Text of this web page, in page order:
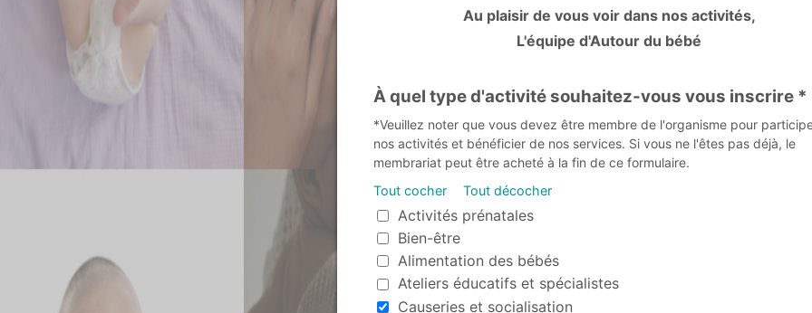
Au plaisir de vous voir dans nos activités,
L'équipe d'Autour du bébé
À quel type d'activité souhaitez-vous vous inscrire *
*Veuillez noter que vous devez être membre de l'organisme pour
nos activités et bénéficier de nos services. Si vous ne l'êtes pas déjà, le
membrariat peut être acheté à la fin de ce formulaire.
Tout cocher
Tout décocher
À quel type d'activité souhaitez-vous vous inscrire
Activités prénatales
Bien-être
Alimentation des bébés
Ateliers éducatifs et spécialistes
Causeries et socialisation